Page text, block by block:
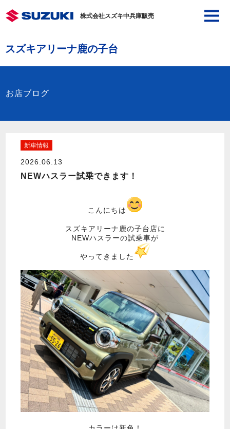
株式会社スズキ中兵庫販売
スズキアリーナ鹿の子台
お店ブログ
新車情報
2026.06.13
NEWハスラー試乗できます！
こんにちは
スズキアリーナ鹿の子台店に
NEWハスラーの試乗車が
やってきました